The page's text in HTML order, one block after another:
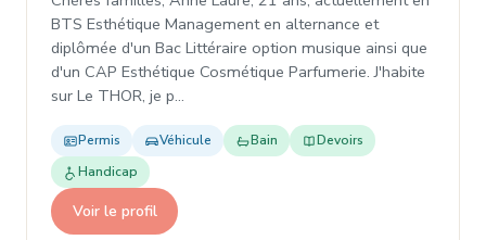
BTS Esthétique Management en alternance et
diplômée d'un Bac Littéraire option musique ainsi que
d'un CAP Esthétique Cosmétique Parfumerie. J'habite
sur Le THOR, je p…
Permis Véhicule Bain
Devoirs
Handicap
Voir le profil